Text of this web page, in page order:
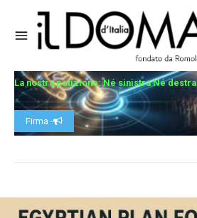
La nostra petizione: Né sinistra Né destra
Firma -